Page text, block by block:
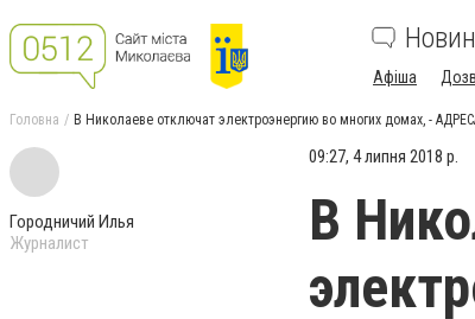
Афіша
Головна В Николаеве отключат электроэнергию во многих домах, -
Городничий Илья
Журналист
09:27, 4 липня 2018 р.
В